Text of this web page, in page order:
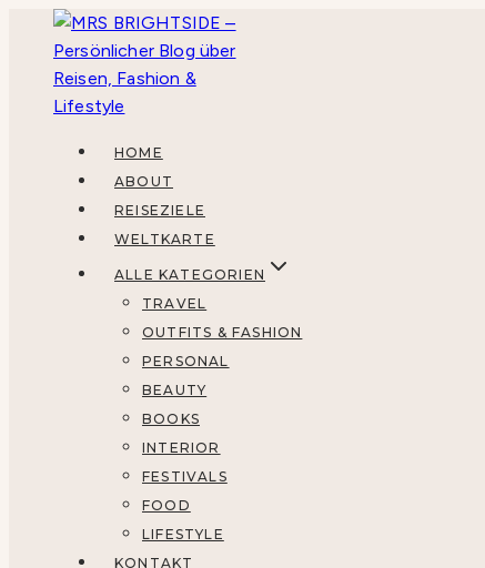
springen
HOME
ABOUT
REISEZIELE
WELTKARTE
ALLE KATEGORIEN
TRAVEL
OUTFITS & FASHION
PERSONAL
BEAUTY
BOOKS
INTERIOR
FESTIVALS
FOOD
LIFESTYLE
KONTAKT